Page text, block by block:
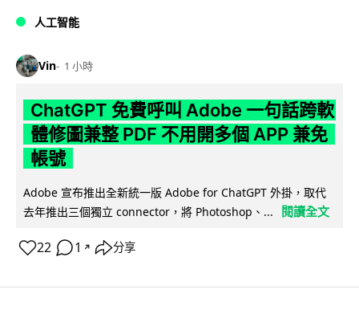
人工智能
Vin 1 小時
ChatGPT 免費呼叫 Adobe 一句話跨軟
體修圖兼整 PDF 不用開多個 APP 兼免
帳號
Adobe 宣布推出全新統一版 Adobe for ChatGPT 外掛，取代
去年推出三個獨立 connector，將 Photoshop、...
閱讀全文
22 1 ↗ 分享